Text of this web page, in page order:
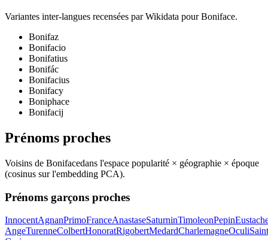
Variantes inter-langues recensées par Wikidata pourBoniface.
Bonifaz
Bonifacio
Bonifatius
Bonifác
Bonifacius
Bonifacy
Boniphace
Bonifacij
Prénoms proches
Voisins de Bonifacedans l'espace popularité × géographie × époque
(cosinus sur l'embedding PCA).
Prénoms garçons proches
InnocentAgnanPrimoFranceAnastaseSaturninTimoleonPepin
AngeTurenneColbertHonoratRigobertMedardCharlemagneOculi